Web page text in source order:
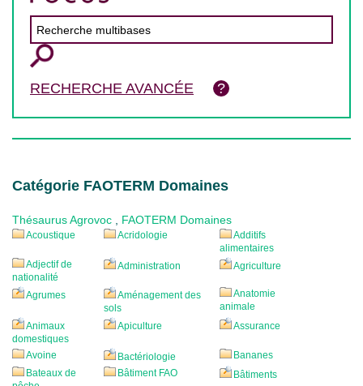
RECHERCHE AVANCÉE
Catégorie FAOTERM Domaines
Thésaurus Agrovoc FAOTERM Domaines
Acoustique Acridologie
Additifs
alimentaires
Adjectif de
nationalité
Administration Agriculture
Agrumes
Aménagement des
sols
Anatomie
animale
Animaux
domestiques
Apiculture Assurance
Avoine Bactériologie
Bananes
Bateaux de
Bâtiment FAO Bâtiments